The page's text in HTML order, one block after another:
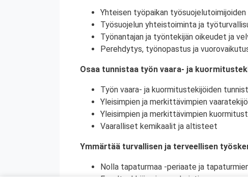
Yhteisen työpaikan
Työsuojelun yhteistoiminta ja
Työnantajan ja työntekijän oikeudet ja
Perehdytys, työnopastus ja
Osaa tunnistaa työn vaara- ja
Työn vaara- ja kuormitustekijöiden
Yleisimpien ja merkittävimpien
Yleisimpien ja merkittävimpien
Vaaralliset kemikaalit ja altisteet
Ymmärtää turvallisen ja terveellisen
Nolla tapaturmaa -periaate ja
Ennaltaehkäisy ja ennakointi